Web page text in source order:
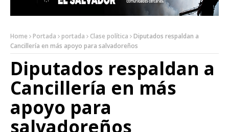
Home Portada portada Clase política
Diputados respaldan a
Cancillería en más apoyo para salvadoreños
Diputados respaldan a
Cancillería en más
apoyo para
salvadoreños